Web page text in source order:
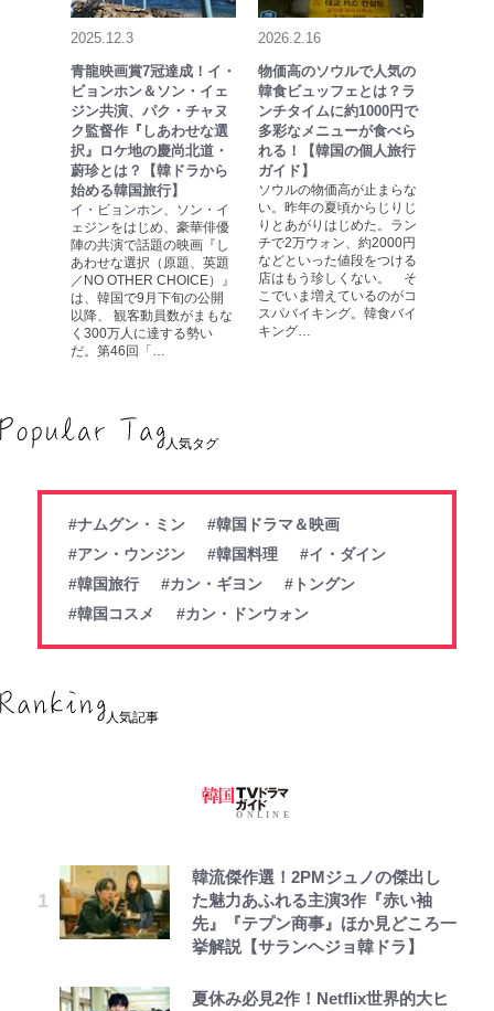
2025.12.3
青龍映画賞7冠達成！イ・
ビョンホン＆ソン・イェ
ジン共演、パク・チャヌ
ク監督作『しあわせな選
択』ロケ地の慶尚北道・
蔚珍とは？【韓ドラから
始める韓国旅行】
イ・ビョンホン、ソン・イ
ェジンをはじめ、豪華俳優
陣の共演で話題の映画『し
あわせな選択（原題、英題
／NO OTHER CHOICE）』
は、韓国で9月下旬の公開
以降、 観客動員数がまもな
く300万人に達する勢い
だ。第46回「…
2026.2.16
物価高のソウルで人気の
韓食ビュッフェとは？ラ
ンチタイムに約1000円で
多彩なメニューが食べら
れる！【韓国の個人旅行
ガイド】
ソウルの物価高が止まらな
い。昨年の夏頃からじりじ
りとあがりはじめた。ラン
チで2万ウォン、約2000円
などといった値段をつける
店はもう珍しくない。 そ
こでいま増えているのがコ
スパバイキング。韓食バイ
キング…
人気タグ
#ナムグン・ミン
#韓国ドラマ＆映画
#アン・ウンジン
#韓国料理
#イ・ダイン
#韓国旅行
#カン・ギヨン
#トングン
#韓国コスメ
#カン・ドンウォン
人気記事
韓流傑作選！2PMジュノの傑出し
た魅力あふれる主演3作『赤い袖
先』『テプン商事』ほか見どころ一
挙解説【サランヘジョ韓ドラ】
夏休み必見2作！Netflix世界的大ヒ